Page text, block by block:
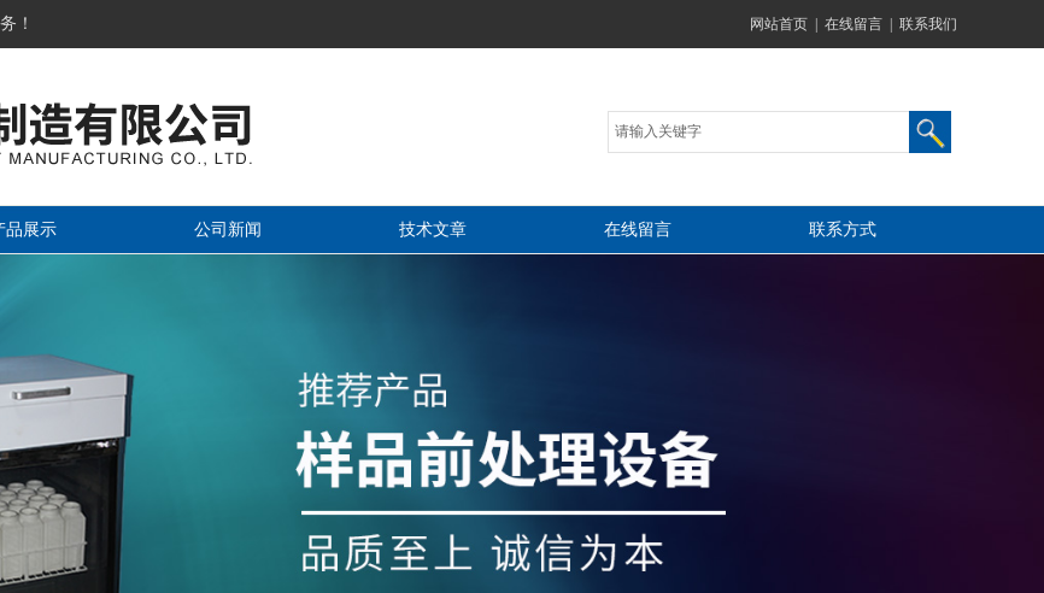
！ 网站首页 在线留言 联系我们
品展示 公司新闻 技术文章 在线留言 联系方式